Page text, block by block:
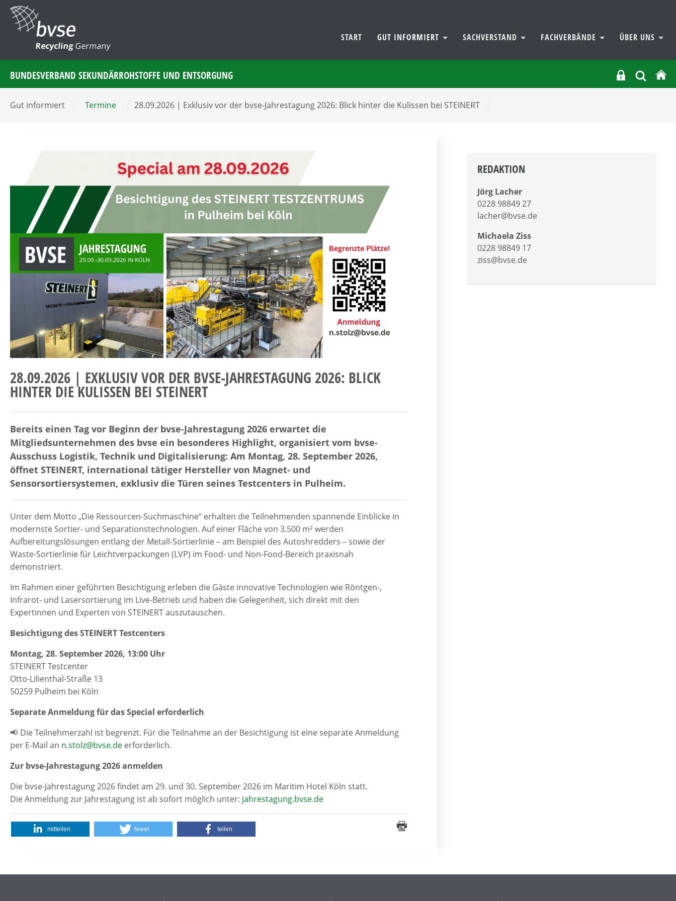
RecyclingGermany
START GUT INFORMIERT SACHVERSTAND FACHVERBÄNDE ÜBER UNS
BUNDESVERBAND SEKUNDÄRROHSTOFFE UND ENTSORGUNG
Gut informiert / Termine / 28.09.2026 | Exklusiv vor der bvse-Jahrestagung 2026: Blick hinter die Kulissen bei STEINERT /
28.09.2026 | EXKLUSIV VOR DER BVSE-JAHRESTAGUNG 2026: BLICK
HINTER DIE KULISSEN BEI STEINERT
Bereits einen Tag vor Beginn der bvse-Jahrestagung 2026 erwartet die
Mitgliedsunternehmen des bvse ein besonderes Highlight, organisiert vom bvse-
Ausschuss Logistik, Technik und Digitalisierung: Am Montag, 28. September 2026,
öffnet STEINERT, international tätiger Hersteller von Magnet- und
Sensorsortiersystemen, exklusiv die Türen seines Testcenters in Pulheim.
Unter dem Motto „Die Ressourcen-Suchmaschine“ erhalten die Teilnehmenden spannende Einblicke in
modernste Sortier- und Separationstechnologien. Auf einer Fläche von 3.500 m² werden
Aufbereitungslösungen entlang der Metall-Sortierlinie – am Beispiel des Autoshredders – sowie der
Waste-Sortierlinie für Leichtverpackungen (LVP) im Food- und Non-Food-Bereich praxisnah
demonstriert.
Im Rahmen einer geführten Besichtigung erleben die Gäste innovative Technologien wie Röntgen-,
Infrarot- und Lasersortierung im Live-Betrieb und haben die Gelegenheit, sich direkt mit den
Expertinnen und Experten von STEINERT auszutauschen.
Besichtigung des STEINERT Testcenters
Montag, 28. September 2026, 13:00 Uhr
STEINERT Testcenter
Otto-Lilienthal-Straße 13
50259 Pulheim bei Köln
Separate Anmeldung für das Special erforderlich
📢 Die Teilnehmerzahl ist begrenzt. Für die Teilnahme an der Besichtigung ist eine separate Anmeldung
per E-Mail an n.stolz@bvse.de erforderlich.
Zur bvse-Jahrestagung 2026 anmelden
Die bvse-Jahrestagung 2026 findet am 29. und 30. September 2026 im Maritim Hotel Köln statt.
Die Anmeldung zur Jahrestagung ist ab sofort möglich unter: jahrestagung.bvse.de
mitteilen tweet teilen
REDAKTION
Jörg Lacher
0228 98849 27
lacher@bvse.de
Michaela Ziss
0228 98849 17
ziss@bvse.de